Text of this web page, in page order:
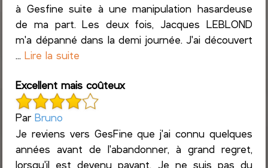
à Gesfine suite à une manipulation hasardeuse
de ma part. Les deux fois, Jacques LEBLOND
m'a dépanné dans la demi journée. J'ai découvert
...Lire la suite
Excellent mais coûteux
ParBruno
Je reviens vers GesFine que j'ai connu quelques
années avant de l'abandonner, à grand regret,
lorsqu'il est devenu payant. Je ne suis pas du